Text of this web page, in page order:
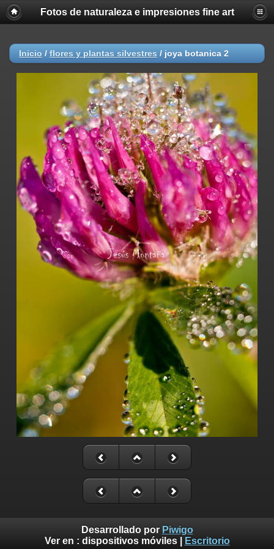
Fotos de naturaleza e impresiones fine art
Inicio / flores y plantas silvestres / joya botanica 2
Desarrollado por Piwigo
Ver en : dispositivos móviles| Escritorio